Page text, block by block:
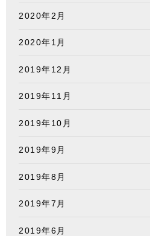
2020年2月
2020年1月
2019年12月
2019年11月
2019年10月
2019年9月
2019年8月
2019年7月
2019年6月